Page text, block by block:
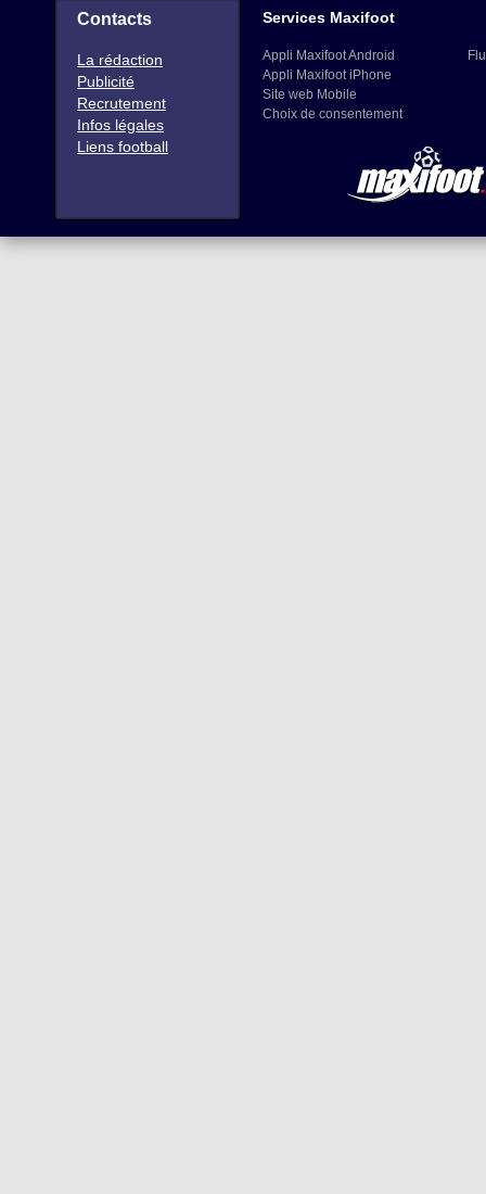
Contacts
La rédaction
Publicité
Recrutement
Infos légales
Liens football
Services Maxifoot
Appli Maxifoot Android
Appli Maxifoot iPhone
Site web Mobile
Choix de consentement